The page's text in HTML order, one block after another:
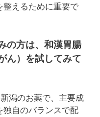
整えるために重要で
の方は、和漢胃腸
ん）を試してみて
潟のお薬で、主要成
独自のバランスで配